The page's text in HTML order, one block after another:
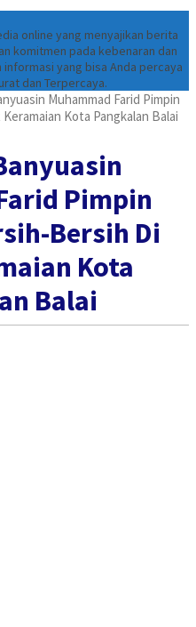
online yang menyajikan berita
komitmen pada kebenaran dan
yang bisa Anda percaya
dan Terpercaya.
Muhammad Farid Pimpin
Kota Pangkalan Balai
Pimpin
Bersih Di
Kota
Balai